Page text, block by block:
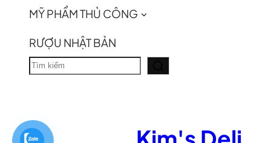
MỸ PHẨM THỦ CÔNG
RƯỢU NHẬT BẢN
T
k
i